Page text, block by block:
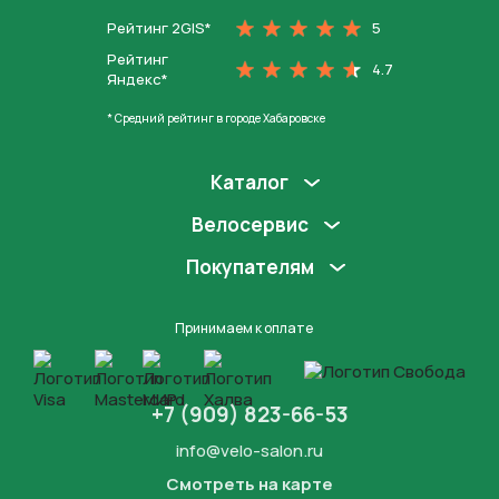
Рейтинг 2GIS*
5
Рейтинг
Яндекс*
4.7
* Средний рейтинг в городе Хабаровске
Каталог
Велосервис
Покупателям
Принимаем к оплате
+7 (909) 823-66-53
info@velo-salon.ru
Смотреть на карте